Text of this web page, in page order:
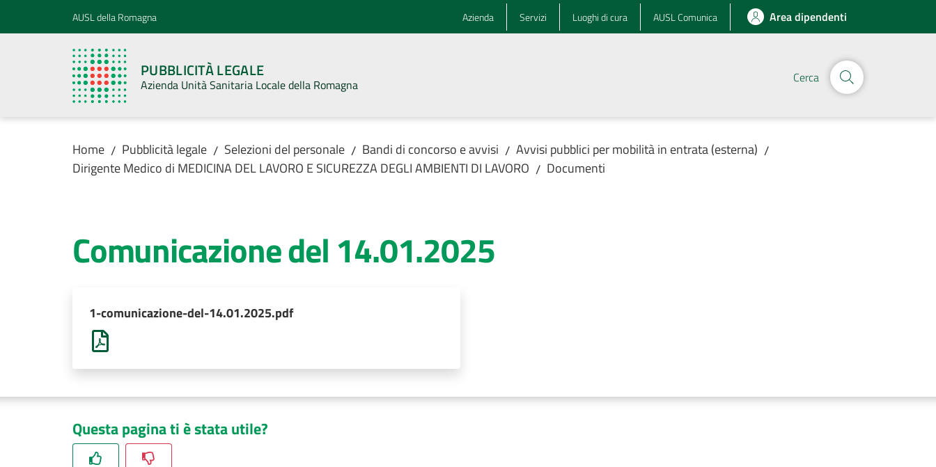
Vai al contenuto
Vai alla navigazioneAUSL della Romagna Azienda Servizi Luoghi di cura AUSL Comunica Area dipendenti
PUBBLICITÀ LEGALE
Azienda Unità Sanitaria Locale della Romagna Cerca
Home / Pubblicità legale / Selezioni del personale / Bandi di concorso e avvisi / Avvisi pubblici per mobilità in entrata (esterna) /
Dirigente Medico di MEDICINA DEL LAVORO E SICUREZZA DEGLI AMBIENTI DI LAVORO / Documenti
Comunicazione del 14.01.2025
1-comunicazione-del-14.01.2025.pdf
Questa pagina ti è stata utile?